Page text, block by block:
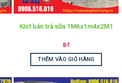
Kiot bán trà sữa 1M6x1m4x2M1
9₫
THÊM VÀO GIỎ HÀNG